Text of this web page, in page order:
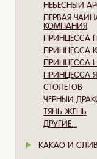
НЕБЕСНЫЙ
ПЕРВАЯ
КОМПАНИЯ
ПРИНЦЕССА
ПРИНЦЕССА
ПРИНЦЕССА
ПРИНЦЕССА
СТОЛЕТОВ
ЧЁРНЫЙ
ТЯНЬ ЖЕНЬ
ДРУГИЕ...
КАКАО И